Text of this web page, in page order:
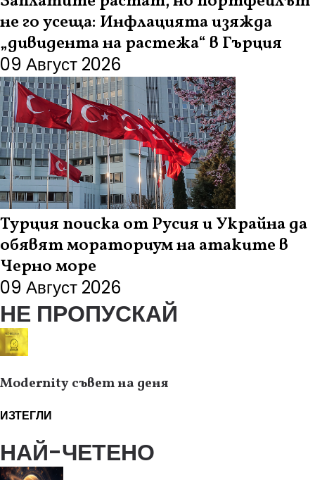
не го усеща: Инфлацията изяжда
„дивидента на растежа“ в Гърция
09 Август 2026
Турция поиска от Русия и Украйна да
обявят мораториум на атаките в
Черно море
09 Август 2026
НЕ ПРОПУСКАЙ
Modernity съвет на деня
ИЗТЕГЛИ
НАЙ-ЧЕТЕНО